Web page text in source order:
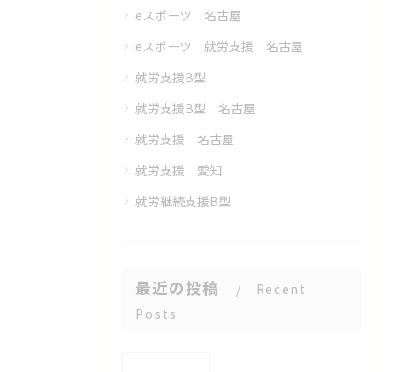
eスポーツ 名古屋
eスポーツ 就労支援 名古屋
就労支援B型
就労支援B型 名古屋
就労支援 名古屋
就労支援 愛知
就労継続支援B型
最近の投稿
Recent
Posts